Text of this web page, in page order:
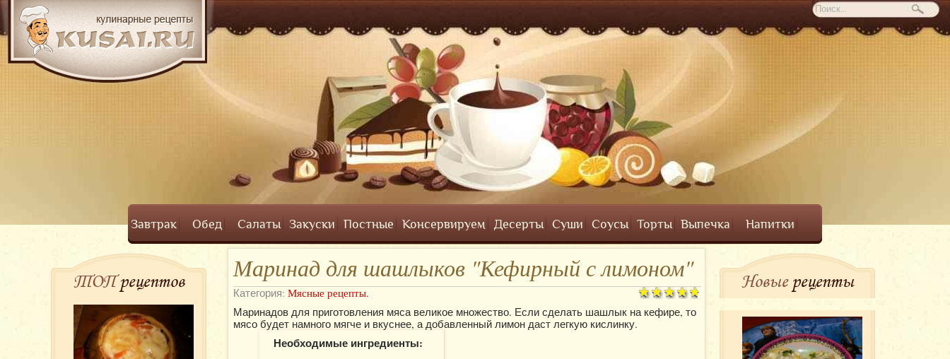
Завтрак Обед Салаты Закуски Постные Консервируем Десерты Суши Соусы Торты Выпечка Напитки
Маринад для шашлыков "Кефирный с лимоном"
Категория: Мясные рецепты.
Маринадов для приготовления мяса великое множество. Если сделать шашлык на кефире, то
мясо будет намного мягче и вкуснее, а добавленный лимон даст легкую кислинку.
Необходимые ингредиенты:
ТОПрецептов Новыерецепты